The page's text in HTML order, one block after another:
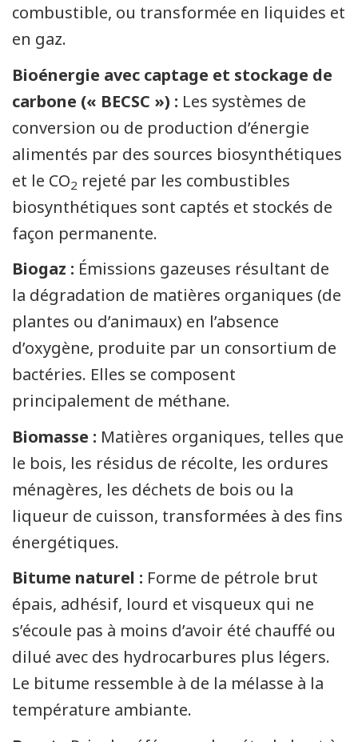
combustible, ou transformée en liquides et
en gaz.
Bioénergie avec captage et stockage de
carbone (« BECSC ») : Les systèmes de
conversion ou de production d’énergie
alimentés par des sources biosynthétiques
et le CO2 rejeté par les combustibles
biosynthétiques sont captés et stockés de
façon permanente.
Biogaz : Émissions gazeuses résultant de
la dégradation de matières organiques (de
plantes ou d’animaux) en l’absence
d’oxygène, produite par un consortium de
bactéries. Elles se composent
principalement de méthane.
Biomasse : Matières organiques, telles que
le bois, les résidus de récolte, les ordures
ménagères, les déchets de bois ou la
liqueur de cuisson, transformées à des fins
énergétiques.
Bitume naturel : Forme de pétrole brut
épais, adhésif, lourd et visqueux qui ne
s’écoule pas à moins d’avoir été chauffé ou
dilué avec des hydrocarbures plus légers.
Le bitume ressemble à de la mélasse à la
température ambiante.